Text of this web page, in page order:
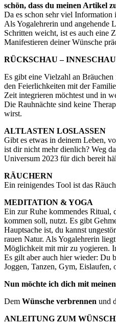
schön, dass du meinen Artikel
Da es schon sehr viel
Als Yogalehrerin und angehende
Schritten weicht, ist es auch eine
Manifestieren deiner Wünsche
RÜCKSCHAU –
Es gibt eine Vielzahl an
den Feierlichkeiten mit der
Zeit integrieren möchtest und in
Die Rauhnächte sind keine
wirst.
ALTLASTEN LOSLASSEN
Gibt es etwas in deinem Leben,
ist dir nicht mehr dienlich? Weg
Universum 2023 für dich bereit
RÄUCHERN
Ein reinigendes Tool ist das
MEDITATION & YOGA
Ein zur Ruhe kommendes Ritual,
kommen soll, nutzt. Es gibt
Hauptsache ist, du kannst
rauen Natur. Als Yogalehrerin
Möglichkeit mit mir zu yogieren.
Es gilt aber auch hier wieder: Du
Joggen, Tanzen, Gym, Eislaufen,
Nun möchte ich dich mit
Dem Wünsche verbrennen und
ANLEITUNG ZUM